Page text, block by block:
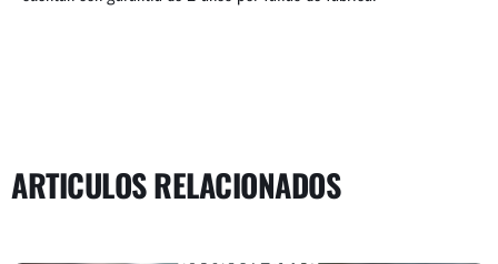
ARTICULOS RELACIONADOS